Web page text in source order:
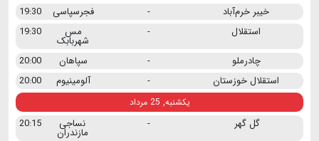
خیبر خرم‌آباد
- فجرسپاسی
19:30
استقلال
- مس
شهربابک
19:30
چادرملو
- سپاهان
20:00
استقلال خوزستان
- آلومینیوم 20:00
یکشنبه, 25 مرداد
گل گهر - نساجی
مازندران
20:15